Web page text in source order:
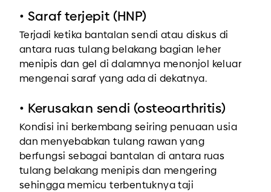
• Saraf terjepit (HNP)
Terjadi ketika bantalan sendi atau diskus di
antara ruas tulang belakang bagian leher
menipis dan gel di dalamnya menonjol keluar
mengenai saraf yang ada di dekatnya.
• Kerusakan sendi (osteoarthritis)
Kondisi ini berkembang seiring penuaan usia
dan menyebabkan tulang rawan yang
berfungsi sebagai bantalan di antara ruas
tulang belakang menipis dan mengering
sehingga memicu terbentuknya taji